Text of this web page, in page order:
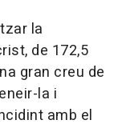
la
de 172,5
gran creu de
la i
amb el